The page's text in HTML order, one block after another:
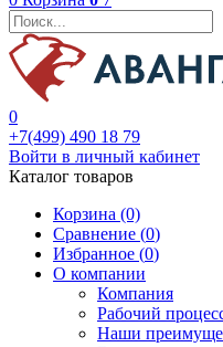
0
+7(499) 490 18 79
Войти в личный кабинет
Каталог товаров
Корзина (0)
Сравнение (0)
Избранное (0)
О компании
Компания
Рабочий
Наши